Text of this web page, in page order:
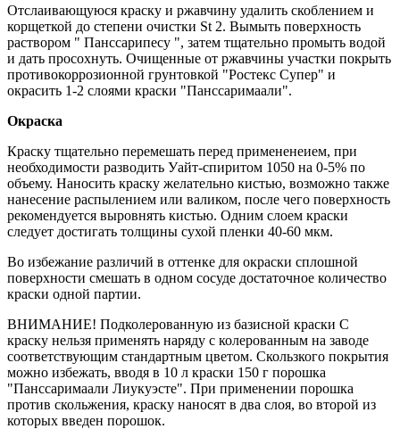
Отслаивающуюся краску и ржавчину удалить скоблением и
корщеткой до степени очистки St 2. Вымыть поверхность
раствором " Панссарипесу ", затем тщательно промыть водой
и дать просохнуть. Очищенные от ржавчины участки покрыть
противокоррозионной грунтовкой "Ростекс Супер" и
окрасить 1-2 слоями краски "Панссаримаали".
Окраска
Краску тщательно перемешать перед примененеием, при
необходимости разводить Уайт-спиритом 1050 на 0-5% по
объему. Наносить краску желательно кистью, возможно также
нанесение распылением или валиком, после чего поверхность
рекомендуется выровнять кистью. Одним слоем краски
следует достигать толщины сухой пленки 40-60 мкм.
Во избежание различий в оттенке для окраски сплошной
поверхности смешать в одном сосуде достаточное количество
краски одной партии.
ВНИМАНИЕ! Подколерованную из базисной краски С
краску нельзя применять наряду с колерованным на заводе
соответствующим стандартным цветом. Скользкого покрытия
можно избежать, вводя в 10 л краски 150 г порошка
"Панссаримаали Лиукуэсте". При применении порошка
против скольжения, краску наносят в два слоя, во второй из
которых введен порошок.